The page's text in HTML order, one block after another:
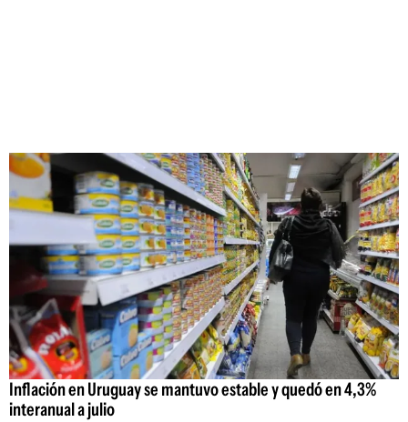
Inflación en Uruguay se mantuvo estable y quedó en 4,3%
interanual a julio